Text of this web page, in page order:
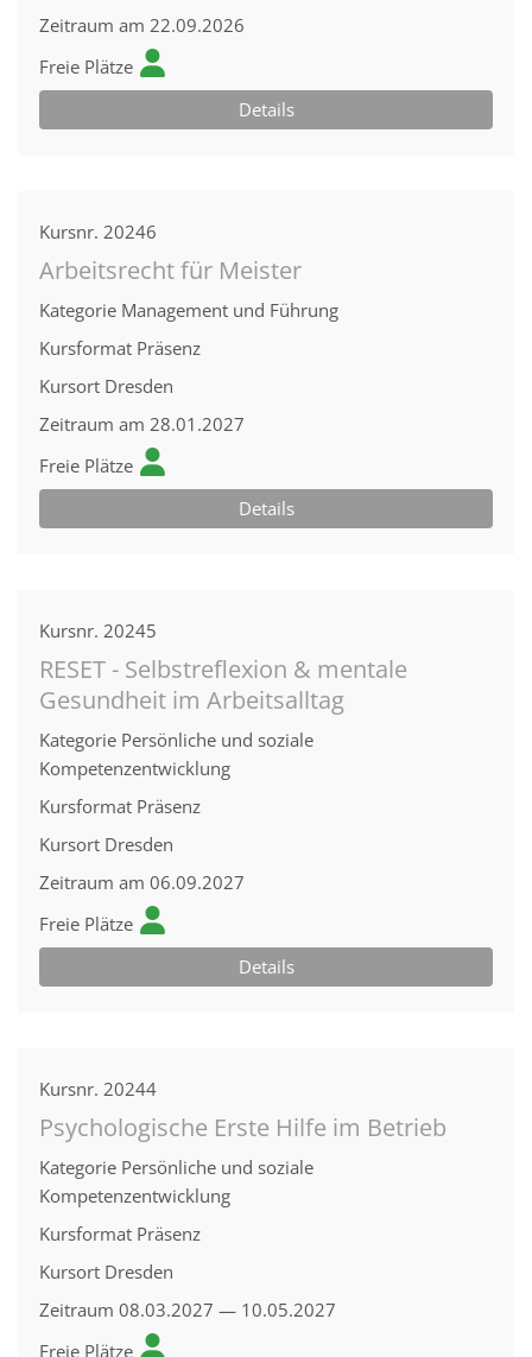
Zeitraum am 22.09.2026
Freie Plätze
Details
Kursnr. 20246
Arbeitsrecht für Meister
Kategorie Management und Führung
Kursformat Präsenz
Kursort Dresden
Zeitraum am 28.01.2027
Freie Plätze
Details
Kursnr. 20245
RESET - Selbstreflexion & mentale
Gesundheit im Arbeitsalltag
Kategorie Persönliche und soziale
Kompetenzentwicklung
Kursformat Präsenz
Kursort Dresden
Zeitraum am 06.09.2027
Freie Plätze
Details
Kursnr. 20244
Psychologische Erste Hilfe im Betrieb
Kategorie Persönliche und soziale
Kompetenzentwicklung
Kursformat Präsenz
Kursort Dresden
Zeitraum 08.03.2027 — 10.05.2027
Freie Plätze